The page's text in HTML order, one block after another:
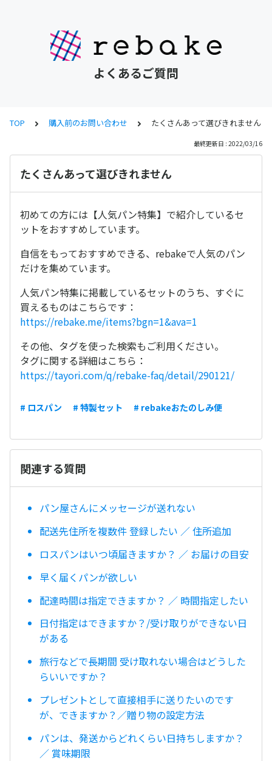
よくあるご質問
TOP 購入前のお問い合わせ たくさんあって選びきれません
最終更新日 : 2022/03/16
たくさんあって選びきれません
初めての方には【人気パン特集】で紹介しているセ
ットをおすすめしています。
自信をもっておすすめできる、rebakeで人気のパン
だけを集めています。
人気パン特集に掲載しているセットのうち、すぐに
買えるものはこちらです：
https://rebake.me/items?bgn=1&ava=1
その他、タグを使った検索もご利用ください。
タグに関する詳細はこちら：
https://tayori.com/q/rebake-faq/detail/290121/
# ロスパン # 特製セット # rebakeおたのしみ便
関連する質問
パン屋さんにメッセージが送れない
配送先住所を複数件 登録したい ／ 住所追加
ロスパンはいつ頃届きますか？ ／ お届けの目安
早く届くパンが欲しい
配達時間は指定できますか？ ／ 時間指定したい
日付指定はできますか？/受け取りができない日
がある
旅行などで長期間 受け取れない場合はどうした
らいいですか？
プレゼントとして直接相手に送りたいのです
が、できますか？／贈り物の設定方法
パンは、発送からどれくらい日持ちしますか？
／ 賞味期限